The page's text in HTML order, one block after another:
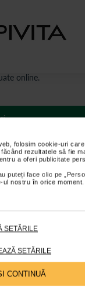
folosim cookie-uri
rezultatele să fie
a oferi publicitate
puteți face clic pe
nostru în orice moment.
SETĂRILE
SETĂRILE
CONTINUĂ
online.
extract de aloe,
aerului si